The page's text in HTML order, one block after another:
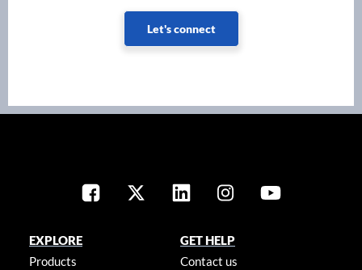
Let's connect
EXPLORE
Products
GET HELP
Contact us